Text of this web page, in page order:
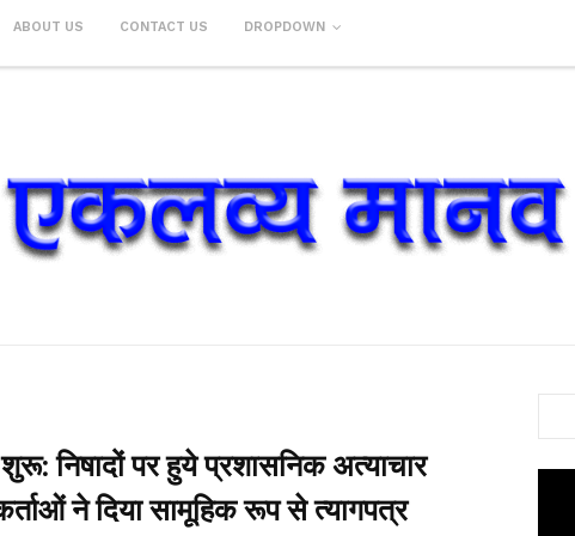
ABOUT US CONTACT US DROPDOWN
निषादों पर हुये प्रशासनिक अत्याचार
ने दिया सामूहिक रूप से त्यागपत्र